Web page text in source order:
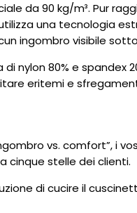
da 90 kg/m³. Pur
una tecnologia
ingombro visibile
nylon 80% e
eritemi e
vs. comfort”, i
cinque stelle dei clienti.
di cucire il